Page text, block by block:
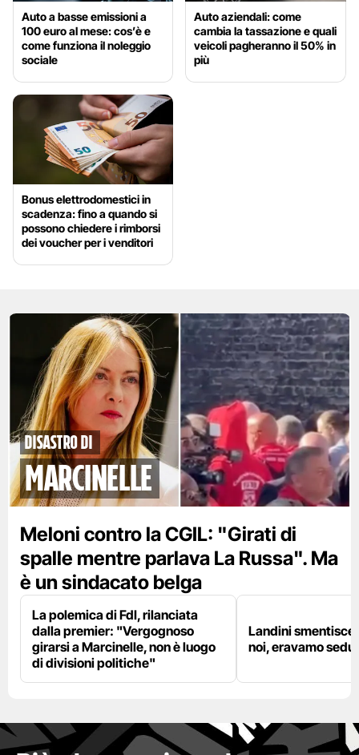
Auto a basse emissioni a
100 euro al mese: cos’è e
come funziona il noleggio
sociale
Auto aziendali: come
cambia la tassazione e quali
veicoli pagheranno il 50% in
più
Bonus elettrodomestici in
scadenza: fino a quando si
possono chiedere i rimborsi
dei voucher per i venditori
disastro di
marcinelle
Meloni contro la CGIL: "Girati di
spalle mentre parlava La Russa". Ma
è un sindacato belga
La polemica di FdI, rilanciata
dalla premier: "Vergognoso
girarsi a Marcinelle, non è luogo
di divisioni politiche"
Landini
noi, eravamo